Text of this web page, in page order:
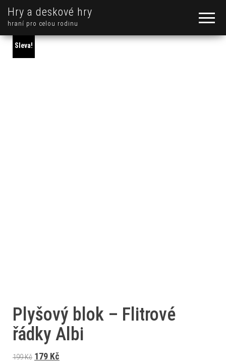
Hry a deskové hry
hraní pro celou rodinu
Sleva!
Plyšový blok – Flitrové
řádky Albi
199Kč Původní cena byla: 199 Kč.
179 Kč